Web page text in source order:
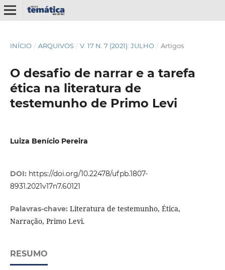
INÍCIO / ARQUIVOS / V. 17 N. 7 (2021): JULHO / Artigos
O desafio de narrar e a tarefa
ética na literatura de
testemunho de Primo Levi
Luiza Benício Pereira
DOI: https://doi.org/10.22478/ufpb.1807-
8931.2021v17n7.60121
Palavras-chave: Literatura de testemunho, Ética,
Narração, Primo Levi.
RESUMO